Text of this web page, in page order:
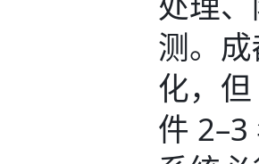
测。
化，
件